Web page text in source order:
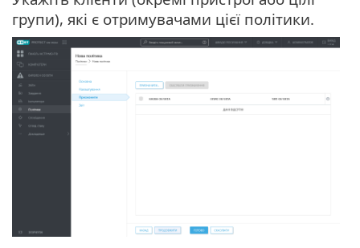
групи), які є отримувачами цієї політики.